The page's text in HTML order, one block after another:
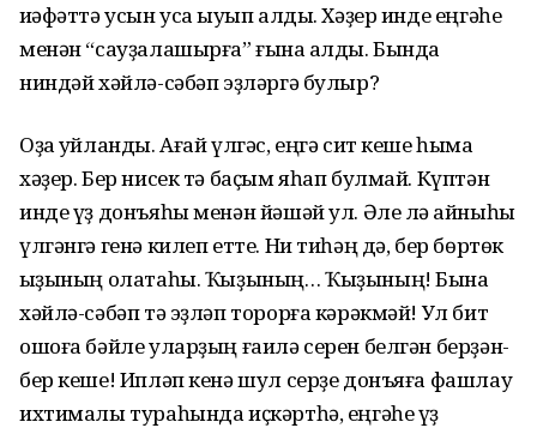
ҡиәфәттә усын усҡа ыуып алды. Хәҙер инде еңгәһе
менән “сауҙалашырға” ғына ҡалды. Бында
ниндәй хәйлә-сәбәп эҙләргә булыр?
Оҙаҡ уйланды. Ағай үлгәс, еңгә сит кеше һымаҡ
хәҙер. Бер нисек тә баҫым яһап булмай. Күптән
инде үҙ донъяһы менән йәшәй ул. Әле лә ҡайныһы
үлгәнгә генә килеп етте. Ни тиһәң дә, бер бөртөк
ҡыҙының олатаһы. Ҡыҙының… Ҡыҙының! Бына
хәйлә-сәбәп тә эҙләп торорға кәрәкмәй! Ул бит
ошоға бәйле уларҙың ғаилә серен белгән берҙән-
бер кеше! Ипләп кенә шул серҙе донъяға фашлау
ихтималы тураһында иҫкәртһә, еңгәһе үҙ